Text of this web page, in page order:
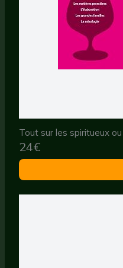
Tout sur les spiritueux
24€